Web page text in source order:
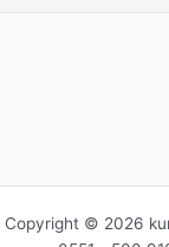
Copyright © 2026